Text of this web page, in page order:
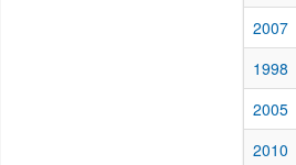
2007
1998
2005
2010